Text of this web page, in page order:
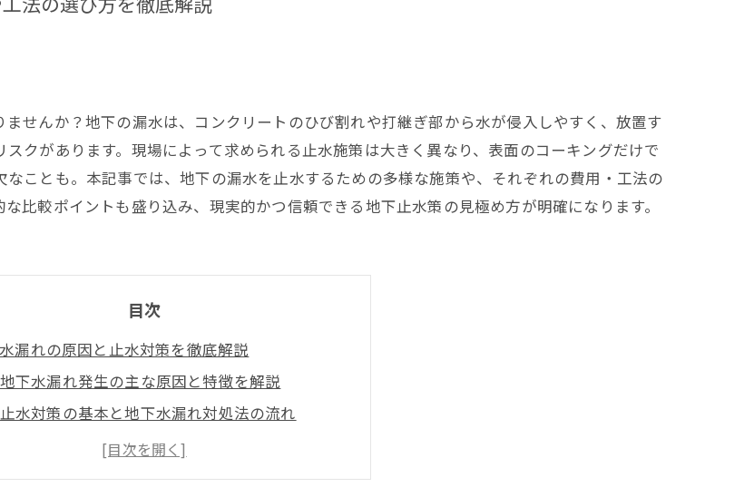
せんか？地下の漏水は、コンクリートのひび割れや打継ぎ部から水が侵入しやすく、放置す
クがあります。現場によって求められる止水施策は大きく異なり、表面のコーキングだけで
ことも。本記事では、地下の漏水を止水するための多様な施策や、それぞれの費用・工法の
比較ポイントも盛り込み、現実的かつ信頼できる地下止水策の見極め方が明確になります。
目次
漏れの原因と止水対策を徹底解説
地下水漏れ発生の主な原因と特徴を解説
止水対策の基本と地下水漏れ対処法の流れ
コンクリート漏水を事前に防ぐ注意点とは
止水セメントや止水材の効果的な使い方